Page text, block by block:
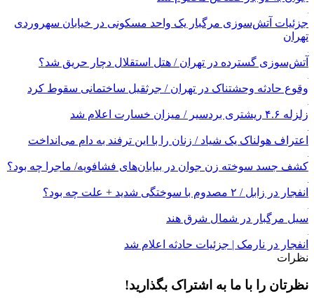
جزئیات آتش‌سوزی مرگبار یک واحد مسکونی در خیابان سهروردی
تهران
آتش‌سوزی گسترده در تهران / هتل استقلال دچار حریق شد؟
وقوع حادثه وحشتناک در تهران / جرثقیل ساختمانی سقوط کرد
زلزله ۴.۶ ریشتری بردسیر / میزان خسارت اعلام شد
اعتراف هولناک یک شیاد / زنان را با این ترفند به دام می‌انداخت
کشف جسد سوخته زن جوان در بیابان‌های فشافویه/ ماجرا چه بود؟
انفجار در زابل / ۲ مصدوم با سوختگی شدید + علت چه بود؟
سیل مرگبار در شمال شرق هند
انفجار در نارمک | جزئیات حادثه اعلام شد
نظرات
نظرتان را با ما به اشتراک بگذارید!